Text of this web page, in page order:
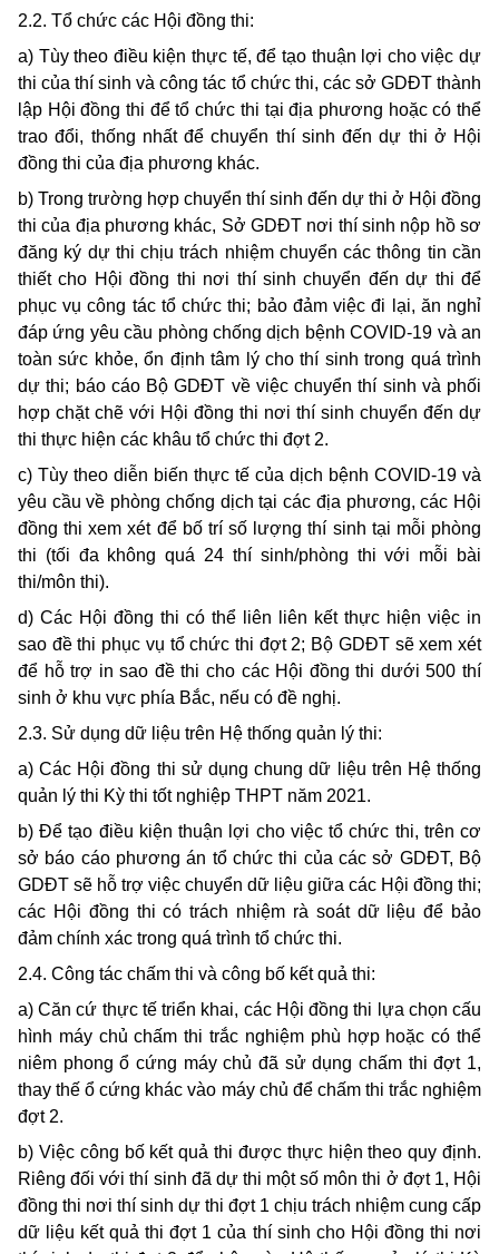
2.2. Tổ chức các Hội đồng thi:
a) Tùy theo điều kiện thực tế, để tạo thuận lợi cho việc dự
thi của thí sinh và công tác tổ chức thi, các sở GDĐT thành
lập Hội đồng thi để tổ chức thi tại địa phương hoặc có thể
trao đổi, thống nhất để chuyển thí sinh đến dự thi ở Hội
đồng thi của địa phương khác.
b) Trong trường hợp chuyển thí sinh đến dự thi ở Hội đồng
thi của địa phương khác, Sở GDĐT nơi thí sinh nộp hồ sơ
đăng ký dự thi chịu trách nhiệm chuyển các thông tin cần
thiết cho Hội đồng thi nơi thí sinh chuyển đến dự thi để
phục vụ công tác tổ chức thi; bảo đảm việc đi lại, ăn nghỉ
đáp ứng yêu cầu phòng chống dịch bệnhCOVID-19 và an
toàn sức khỏe, ổn định tâm lý cho thí sinh trong quá trình
dự thi; báo cáo Bộ GDĐT về việc chuyển thí sinh và phối
hợp chặt chẽ với Hội đồng thi nơi thí sinh chuyển đến dự
thi thực hiện các khâu tổ chức thi đợt 2.
c) Tùy theo diễn biến thực tế của dịch bệnh COVID-19 và
yêu cầu về phòng chống dịch tại các địa phương, các Hội
đồng thi xem xét để bố trí số lượng thí sinh tại mỗi phòng
thi (tối đa không quá 24 thí sinh/phòng thi với mỗi bài
thi/môn thi).
d) Các Hội đồng thi có thể liên liên kết thực hiện việc in
sao đề thi phục vụ tổ chức thi đợt 2; Bộ GDĐT sẽ xem xét
để hỗ trợ in sao đề thi cho các Hội đồng thi dưới 500 thí
sinh ở khu vực phía Bắc, nếu có đề nghị.
2.3. Sử dụng dữ liệu trên Hệ thống quản lý thi:
a) Các Hội đồng thi sử dụng chung dữ liệu trên Hệ thống
quản lý thi Kỳ thi tốt nghiệp THPT năm 2021.
b) Để tạo điều kiện thuận lợi cho việc tổ chức thi, trên cơ
sở báo cáo phương án tổ chức thi của các sở GDĐT, Bộ
GDĐT sẽ hỗ trợ việc chuyển dữ liệu giữa các Hội đồng thi;
các Hội đồng thi có trách nhiệm rà soát dữ liệu để bảo
đảm chính xác trong quá trình tổ chức thi.
2.4. Công tác chấm thi và công bố kết quả thi:
a) Căn cứ thực tế triển khai, các Hội đồng thi lựa chọn cấu
hình máy chủ chấm thi trắc nghiệm phù hợp hoặc có thể
niêm phong ổ cứng máy chủ đã sử dụng chấm thi đợt 1,
thay thế ổ cứng khác vào máy chủ để chấm thi trắc nghiệm
đợt 2.
b) Việc công bố kết quả thi được thực hiện theo quy định.
Riêng đối với thí sinh đã dự thi một số môn thi ở đợt 1, Hội
đồng thi nơi thí sinh dự thi đợt 1 chịu trách nhiệm cung cấp
dữ liệu kết quả thi đợt 1 của thí sinh cho Hội đồng thi nơi